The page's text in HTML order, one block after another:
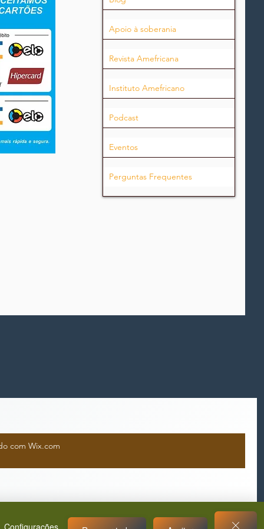
Apoio à soberania
Revista Amefricana
Instituto Amefricano
Podcast
Eventos
Perguntas Frequentes
com Wix.com
Configurações